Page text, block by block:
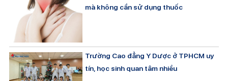
mà không cần sử dụng thuốc
Trường Cao đẳng Y Dược ở TPHCM uy
tín, học sinh quan tâm nhiều